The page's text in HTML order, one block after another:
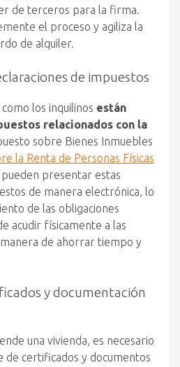
de terceros para la firma.
el proceso y agiliza la
de alquiler.
de impuestos
los inquilinos están
relacionados con la
sobre Bienes Inmuebles
la Renta de Personas Físicas
pueden presentar estas
de manera electrónica, lo
de las obligaciones
acudir físicamente a las
manera de ahorrar tiempo y
y documentación
una vivienda, es necesario
de certificados y documentos